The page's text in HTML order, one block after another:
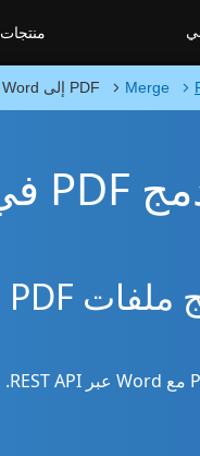
Merge PDF إلى Word
منتجات